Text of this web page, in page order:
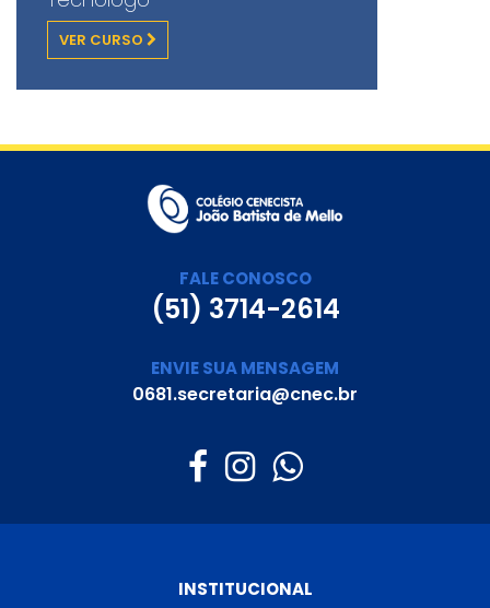
VER CURSO
FALE CONOSCO
(51) 3714-2614
ENVIE SUA MENSAGEM
0681.secretaria@cnec.br
INSTITUCIONAL